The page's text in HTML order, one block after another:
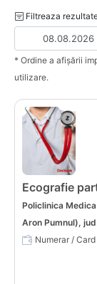
Filtreaza
* Ordine a afișării
utilizare.
Ecografie
Policlinica Medica
Aron Pumnul),
Numerar /